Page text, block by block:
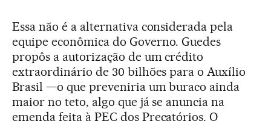
Essa não é a alternativa considerada pela
equipe econômica do Governo. Guedes
propôs a autorização de um crédito
extraordinário de 30 bilhões para o Auxílio
Brasil —o que preveniria um buraco ainda
maior no teto, algo que já se anuncia na
emenda feita à PEC dos Precatórios. O